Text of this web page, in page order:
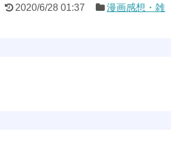
2020/6/28 01:37
漫画感想・雑